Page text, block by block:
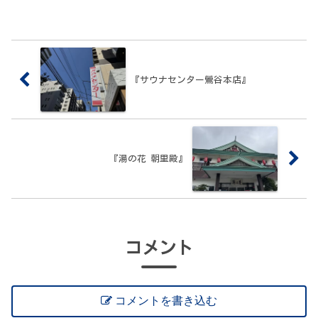
『サウナセンター鶯谷本店』
『湯の花 朝里殿』
コメント
コメントを書き込む